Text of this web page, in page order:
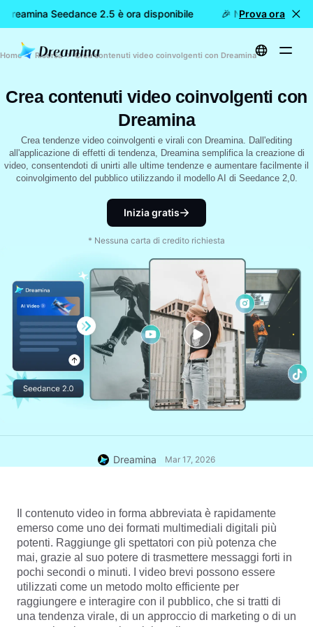
Seedance 2.5 è ora disponibile 🎉 Nuovo modello
Prova ora
Home Risorsa Crea contenuti video coinvolgenti con Dreamina
Crea contenuti video coinvolgenti con
Dreamina
Crea tendenze video coinvolgenti e virali con Dreamina. Dall'editing
all'applicazione di effetti di tendenza, Dreamina semplifica la creazione di
video, consentendoti di unirti alle ultime tendenze e aumentare facilmente il
coinvolgimento del pubblico utilizzando il modello AI di Seedance 2,0.
Inizia gratis
* Nessuna carta di credito richiesta
Dreamina Mar 17, 2026
Il contenuto video in forma abbreviata è rapidamente
emerso come uno dei formati multimediali digitali più
potenti. Raggiunge gli spettatori con più potenza che
mai, grazie al suo potere di trasmettere messaggi forti in
pochi secondi o minuti. I video brevi possono essere
utilizzati come un metodo molto efficiente per
raggiungere e interagire con il pubblico, che si tratti di
una tendenza virale, di un approccio di marketing o di un